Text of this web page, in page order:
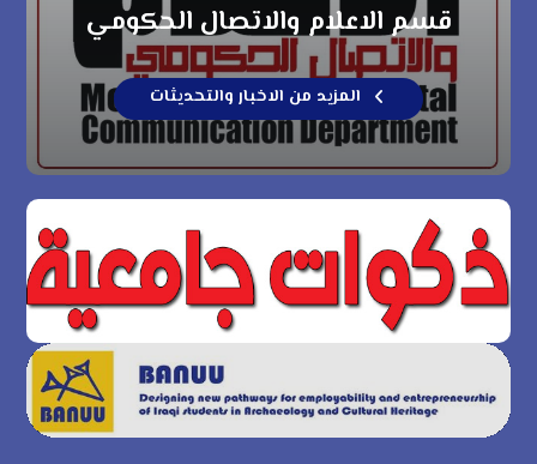
قسم الاعلام والاتصال الحكومي
المزيد من الاخبار والتحديثات